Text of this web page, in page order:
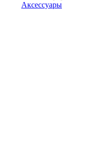
Аксессуары